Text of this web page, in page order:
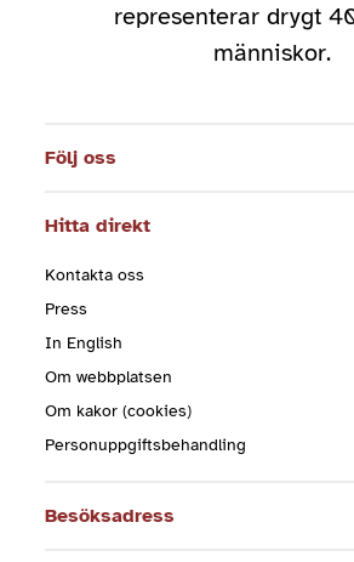
representerar drygt
människor.
Följ oss
Hitta direkt
Kontakta oss
Press
In English
Om webbplatsen
Om kakor (cookies)
Personuppgiftsbehandling
Besöksadress